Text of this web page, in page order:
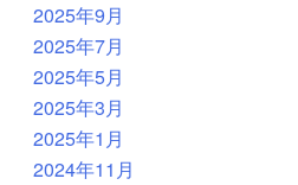
2025年9月
2025年7月
2025年5月
2025年3月
2025年1月
2024年11月